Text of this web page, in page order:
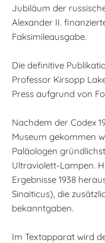
Jubiläum der
Alexander II.
Faksimileausgabe.
Die definitive
Professor Kirsopp
Press aufgrund von
Nachdem der Codex
Museum gekommen
Paläologen
Ultraviolett-Lampen.
Ergebnisse 1938
Sinaiticus), die
bekanntgaben.
Im Textapparat wird